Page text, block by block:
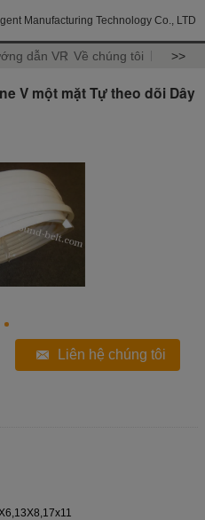
Manufacturing Technology Co., LTD
dẫn VR Về chúng tôi >>
V một mặt Tự theo dõi Dây
Liên hệ chúng tôi